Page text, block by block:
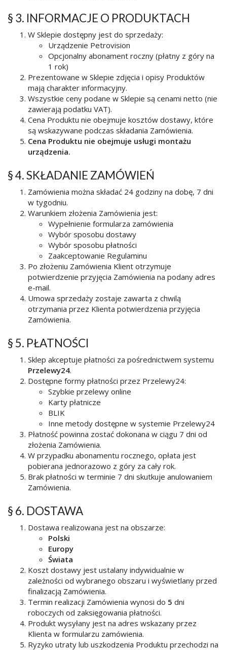
§ 3. INFORMACJE O PRODUKTACH
W Sklepie dostępny jest do sprzedaży:
Urządzenie Petrovision
Opcjonalny abonament roczny (płatny z góry na
1 rok)
Prezentowane w Sklepie zdjęcia i opisy Produktów
mają charakter informacyjny.
Wszystkie ceny podane w Sklepie są cenami netto (nie
zawierają podatku VAT).
Cena Produktu nie obejmuje kosztów dostawy, które
są wskazywane podczas składania Zamówienia.
Cena Produktu nie obejmuje usługi montażu
urządzenia.
§ 4. SKŁADANIE ZAMÓWIEŃ
Zamówienia można składać 24 godziny na dobę, 7 dni
w tygodniu.
Warunkiem złożenia Zamówienia jest:
Wypełnienie formularza zamówienia
Wybór sposobu dostawy
Wybór sposobu płatności
Zaakceptowanie Regulaminu
Po złożeniu Zamówienia Klient otrzymuje
potwierdzenie przyjęcia Zamówienia na podany adres
e-mail.
Umowa sprzedaży zostaje zawarta z chwilą
otrzymania przez Klienta potwierdzenia przyjęcia
Zamówienia.
§ 5. PŁATNOŚCI
Sklep akceptuje płatności za pośrednictwem systemu
Przelewy24.
Dostępne formy płatności przez Przelewy24:
Szybkie przelewy online
Karty płatnicze
BLIK
Inne metody dostępne w systemie Przelewy24
Płatność powinna zostać dokonana w ciągu 7 dni od
złożenia Zamówienia.
W przypadku abonamentu rocznego, opłata jest
pobierana jednorazowo z góry za cały rok.
Brak płatności w terminie 7 dni skutkuje anulowaniem
Zamówienia.
§ 6. DOSTAWA
Dostawa realizowana jest na obszarze:
Polski
Europy
Świata
Koszt dostawy jest ustalany indywidualnie w
zależności od wybranego obszaru i wyświetlany przed
finalizacją Zamówienia.
Termin realizacji Zamówienia wynosi do 5 dni
roboczych od zaksięgowania płatności.
Produkt wysyłany jest na adres wskazany przez
Klienta w formularzu zamówienia.
Ryzyko utraty lub uszkodzenia Produktu przechodzi na